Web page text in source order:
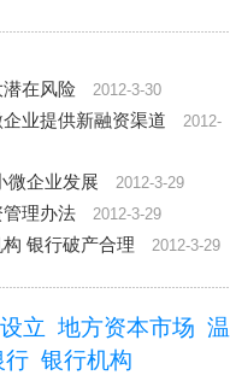
在风险
2012-3-30
业提供新融资渠道 2012-
微企业发展
2012-3-29
理办法 2012-3-29
银行破产合理 2012-3-29
立 地方资本市场
行 银行机构